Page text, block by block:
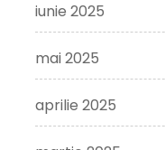
iunie 2025
mai 2025
aprilie 2025